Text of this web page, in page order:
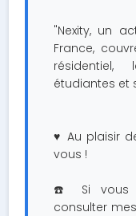
"Nexity, un
France,
étudiantes et
♥️ Au plaisir
vous !
☎️ Si vous
consulter